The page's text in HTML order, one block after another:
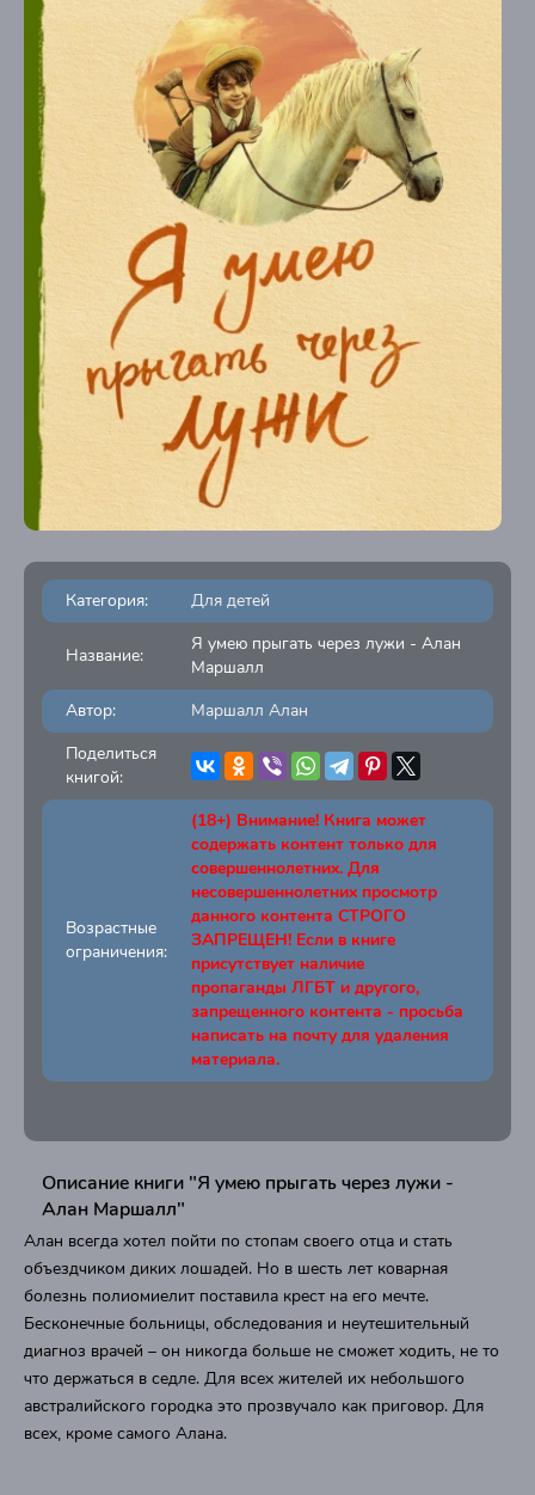
Категория: Для детей
Название:
Я умею прыгать через лужи - Алан
Маршалл
Автор:
Маршалл Алан
Поделиться
книгой:
Возрастные
ограничения:
(18+) Внимание! Книга может
содержать контент только для
совершеннолетних. Для
несовершеннолетних просмотр
данного контента СТРОГО
ЗАПРЕЩЕН! Если в книге
присутствует наличие
пропаганды ЛГБТ и другого,
запрещенного контента - просьба
написать на почту для удаления
материала.
Описание книги "Я умею прыгать через лужи -
Алан Маршалл"
Алан всегда хотел пойти по стопам своего отца и стать
объездчиком диких лошадей. Но в шесть лет коварная
болезнь полиомиелит поставила крест на его мечте.
Бесконечные больницы, обследования и неутешительный
диагноз врачей – он никогда больше не сможет ходить, не то
что держаться в седле. Для всех жителей их небольшого
австралийского городка это прозвучало как приговор. Для
всех, кроме самого Алана.